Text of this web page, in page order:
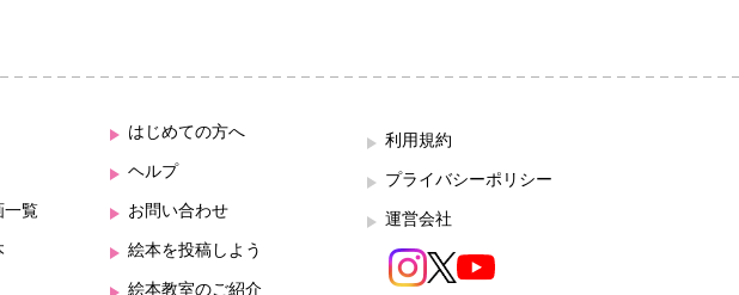
一覧
はじめての方へ
ヘルプ
お問い合わせ
絵本を投稿しよう
絵本教室のご紹介
利用規約
プライバシーポリシー
運営会社